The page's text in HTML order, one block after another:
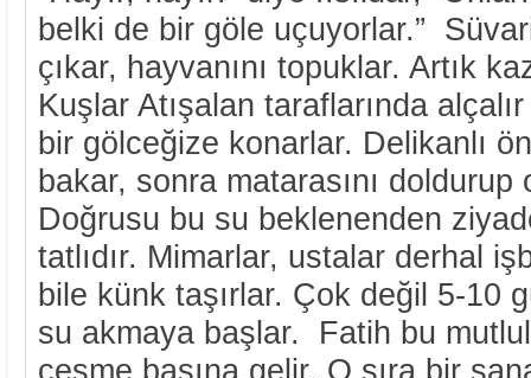
belki de bir göle uçuyorlar.”
çıkar, hayvanını topuklar. Artık
Kuşlar Atışalan taraflarında
bir gölceğize konarlar. Delikanlı
bakar, sonra matarasını
Doğrusu bu su beklenenden
tatlıdır. Mimarlar, ustalar derhal
bile künk taşırlar. Çok değil 5-10
su akmaya başlar. Fatih bu
çeşme başına gelir. O sıra bir